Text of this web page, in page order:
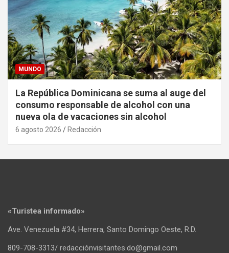
MUNDO
La República Dominicana se suma al auge del
consumo responsable de alcohol con una
nueva ola de vacaciones sin alcohol
6 agosto 2026 Redacción
«Turistea informado»
Ave. Venezuela #34, Herrera, Santo Domingo Oeste, R.D.
809-708-3313/ redacciónvisitantes.do@gmail.com